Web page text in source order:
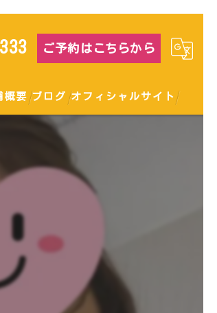
ご予約はこちらから
概要 ブログ オフィシャルサイト